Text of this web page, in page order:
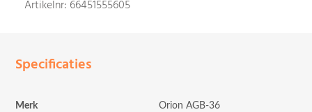
Artikelnr: 66451555605
Specificaties
Merk Orion AGB-36